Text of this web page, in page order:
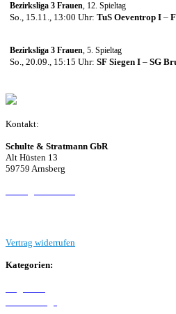
Bezirksliga 3 Frauen, 12. Spieltag
So., 15.11., 13:00 Uhr: TuS Oeventrop I –
Bezirksliga 3 Frauen, 5. Spieltag
So., 20.09., 15:15 Uhr: SF Siegen I – SG
Kontakt:
Schulte & Stratmann GbR
Alt Hüsten 13
59759 Arnsberg
Vertrag widerrufen
Kategorien: